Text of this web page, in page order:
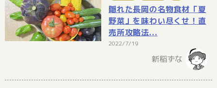
隠れた長岡の名物食材「夏
野菜」を味わい尽くせ！直
売所攻略法...
2022/7/19
新稲ずな